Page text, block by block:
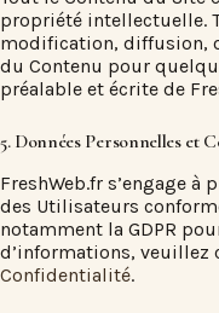
propriété intellectuelle.
modification, diffusion,
du Contenu pour
préalable et écrite de
5. Données Personnelles et
FreshWeb.fr s’engage à
des Utilisateurs
notamment la GDPR
d’informations, veuillez
Confidentialité.